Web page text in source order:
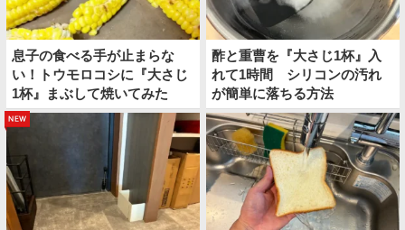
息子の食べる手が止まらな
い！トウモロコシに『大さじ
1杯』まぶして焼いてみた
酢と重曹を『大さじ1杯』入
れて1時間 シリコンの汚れ
が簡単に落ちる方法
new